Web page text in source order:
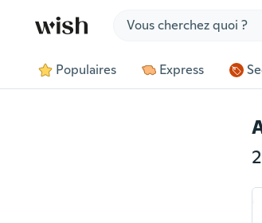
Populaires Express